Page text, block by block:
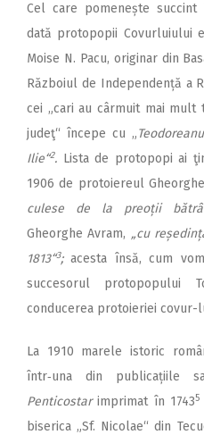
Cel care pomenește
dată protopopii Covurluiului
Moise N. Pacu, originar din
Războiul de Independență a
cei „cari au cârmuit mai
judeţ“ începe cu „
Ilie“2. Lista de protopopi ai
1906 de protoiereul
culese de la preoții
Gheorghe Avram, „cu
1813“3;acesta însă, cum
succesorul protopopului
conducerea protoieriei covur-
La 1910 marele istoric
într‑una din publicațiile
Penticostarimprimat în 17435
biserica „Sf. Nicolae“ din